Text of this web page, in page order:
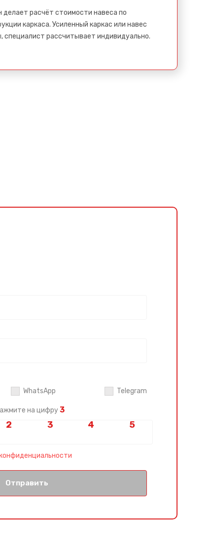
делает расчёт стоимости навеса по
каркаса. Усиленный каркас или навес
специалист рассчитывает индивидуально.
WhatsApp Telegram
на цифру 3
Отправить